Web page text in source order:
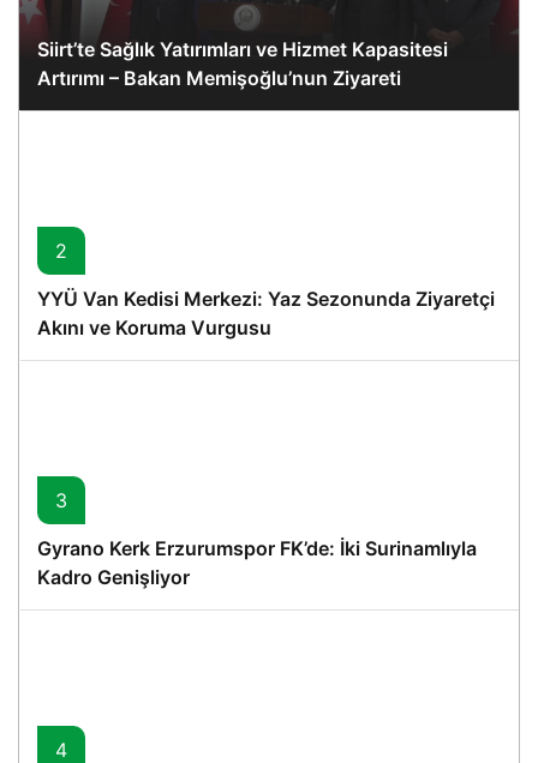
Siirt’te Sağlık Yatırımları ve Hizmet Kapasitesi
Artırımı – Bakan Memişoğlu’nun Ziyareti
2
YYÜ Van Kedisi Merkezi: Yaz Sezonunda Ziyaretçi
Akını ve Koruma Vurgusu
3
Gyrano Kerk Erzurumspor FK’de: İki Surinamlıyla
Kadro Genişliyor
4